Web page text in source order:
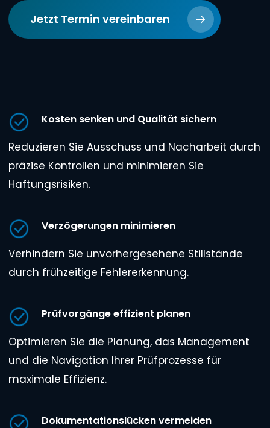
Jetzt Termin vereinbaren
Kosten senken und Qualität sichern
Reduzieren Sie Ausschuss und Nacharbeit durch
präzise Kontrollen und minimieren Sie
Haftungsrisiken.
Verzögerungen minimieren
Verhindern Sie unvorhergesehene Stillstände
durch frühzeitige Fehlererkennung.
Prüfvorgänge effizient planen
Optimieren Sie die Planung, das Management
und die Navigation Ihrer Prüfprozesse für
maximale Effizienz.
Dokumentationslücken vermeiden